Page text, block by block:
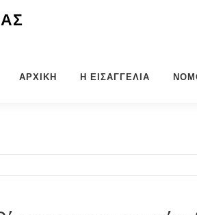
ΑΡΧΙΚΉ Η ΕΙΣΑΓΓΕΛΊΑ